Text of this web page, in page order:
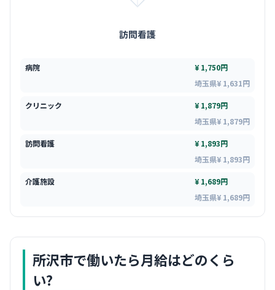
訪問看護
病院
¥ 1,750円
埼玉県¥ 1,631円
クリニック
¥ 1,879円
埼玉県¥ 1,879円
訪問看護
¥ 1,893円
埼玉県¥ 1,893円
介護施設
¥ 1,689円
埼玉県¥ 1,689円
所沢市で働いたら月給はどのくら
い?